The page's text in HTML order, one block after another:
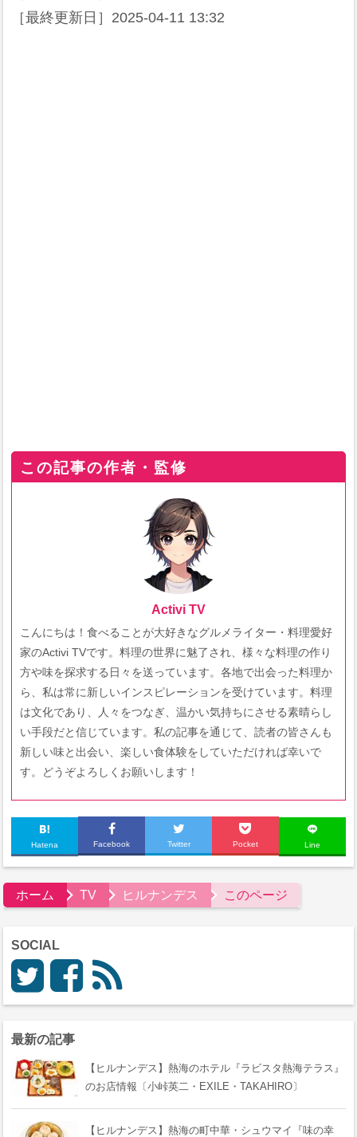
［最終更新日］ 2025-04-11 13:32
この記事の作者・監修
Activi TV
こんにちは！食べることが大好きなグルメライター・料理愛好
家のActivi TVです。料理の世界に魅了され、様々な料理の作り
方や味を探求する日々を送っています。各地で出会った料理か
ら、私は常に新しいインスピレーションを受けています。料理
は文化であり、人々をつなぎ、温かい気持ちにさせる素晴らし
い手段だと信じています。私の記事を通じて、読者の皆さんも
新しい味と出会い、楽しい食体験をしていただければ幸いで
す。どうぞよろしくお願いします！
Hatena Facebook Twitter Pocket Line
ホーム TV ヒルナンデス このページ
SOCIAL
最新の記事
【ヒルナンデス】熱海のホテル『ラビスタ熱海テラス』
のお店情報〔小峠英二・EXILE・TAKAHIRO〕
【ヒルナンデス】熱海の町中華・シュウマイ『味の幸